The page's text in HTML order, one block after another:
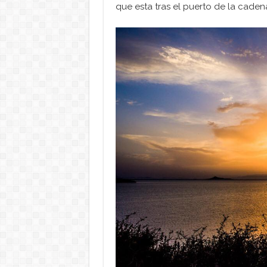
que esta tras el puerto de la